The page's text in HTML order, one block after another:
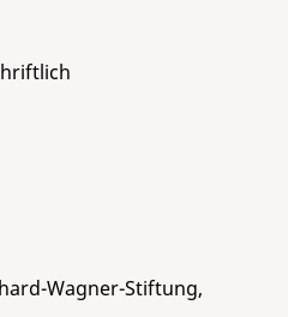
Wagner-Stiftung,